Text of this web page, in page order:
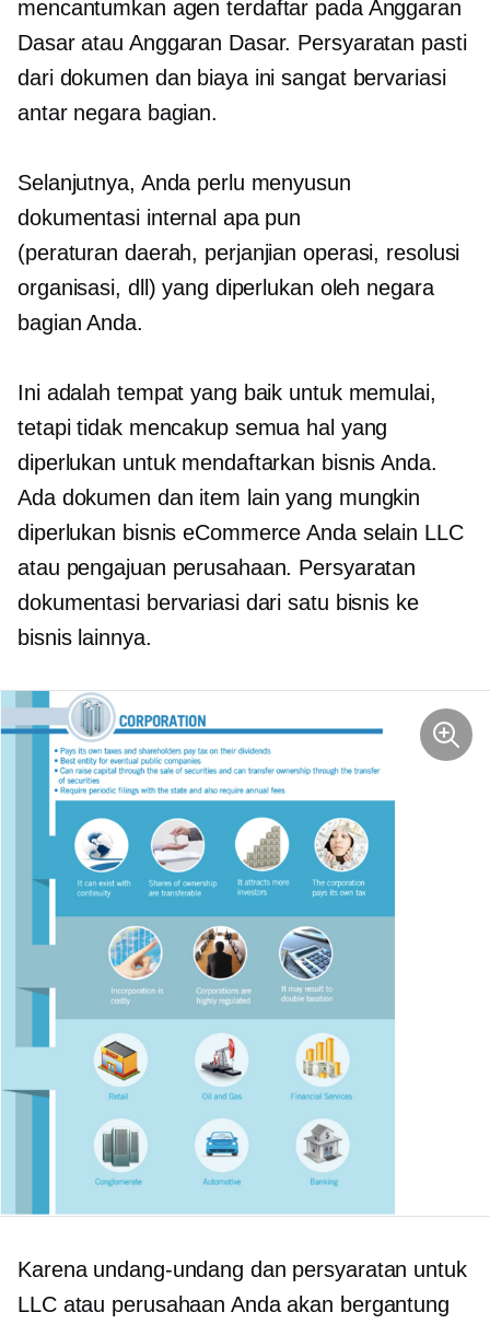
mencantumkan agen terdaftar pada Anggaran
Dasar atau Anggaran Dasar. Persyaratan pasti
dari dokumen dan biaya ini sangat bervariasi
antar negara bagian.
Selanjutnya, Anda perlu menyusun
dokumentasi internal apa pun
(peraturan daerah, perjanjian operasi, resolusi
organisasi, dll) yang diperlukan oleh negara
bagian Anda.
Ini adalah tempat yang baik untuk memulai,
tetapi tidak mencakup semua hal yang
diperlukan untuk mendaftarkan bisnis Anda.
Ada dokumen dan item lain yang mungkin
diperlukan bisnis eCommerce Anda selain LLC
atau pengajuan perusahaan. Persyaratan
dokumentasi bervariasi dari satu bisnis ke
bisnis lainnya.
Karena undang-undang dan persyaratan untuk
LLC atau perusahaan Anda akan bergantung